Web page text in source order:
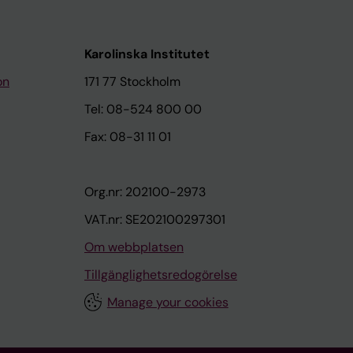
Karolinska Institutet
171 77 Stockholm
Tel: 08-524 800 00
Fax: 08-31 11 01
Org.nr: 202100-2973
VAT.nr: SE202100297301
Om webbplatsen
Tillgänglighetsredogörelse
Manage your cookies